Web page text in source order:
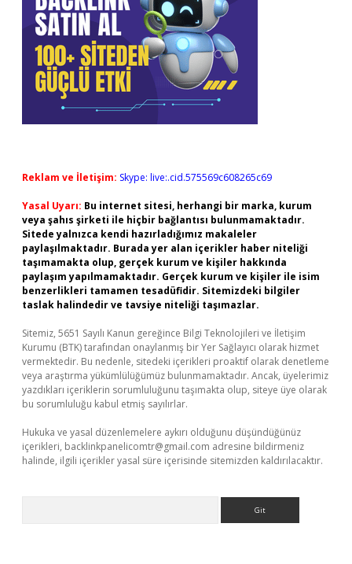
Reklam ve İletişim: Skype: live:.cid.575569c608265c69
Yasal Uyarı: Bu internet sitesi, herhangi bir marka, kurum
veya şahıs şirketi ile hiçbir bağlantısı bulunmamaktadır.
Sitede yalnızca kendi hazırladığımız makaleler
paylaşılmaktadır. Burada yer alan içerikler haber niteliği
taşımamakta olup, gerçek kurum ve kişiler hakkında
paylaşım yapılmamaktadır. Gerçek kurum ve kişiler ile isim
benzerlikleri tamamen tesadüfidir. Sitemizdeki bilgiler
taslak halindedir ve tavsiye niteliği taşımazlar.
Sitemiz, 5651 Sayılı Kanun gereğince Bilgi Teknolojileri ve İletişim
Kurumu (BTK) tarafından onaylanmış bir Yer Sağlayıcı olarak hizmet
vermektedir. Bu nedenle, sitedeki içerikleri proaktif olarak denetleme
veya araştırma yükümlülüğümüz bulunmamaktadır. Ancak, üyelerimiz
yazdıkları içeriklerin sorumluluğunu taşımakta olup, siteye üye olarak
bu sorumluluğu kabul etmiş sayılırlar.
Hukuka ve yasal düzenlemelere aykırı olduğunu düşündüğünüz
içerikleri, backlinkpanelicomtr@gmail.com adresine bildirmeniz
halinde, ilgili içerikler yasal süre içerisinde sitemizden kaldırılacaktır.